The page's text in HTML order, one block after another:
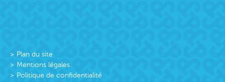
Plan du site
Mentions légales
Politique de confidentialité